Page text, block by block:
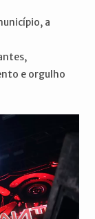
a
e orgulho